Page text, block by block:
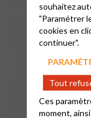
souhaitez
"Paramétrer
cookies en
continuer".
Tout
Ces
moment,